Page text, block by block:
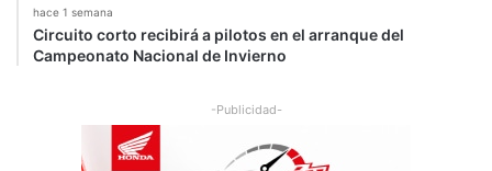
hace 1 semana
Circuito corto recibirá a pilotos en el arranque del
Campeonato Nacional de Invierno
-Publicidad-